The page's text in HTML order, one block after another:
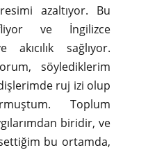
azaltıyor. Bu
ve İngilizce
sağlıyor.
söylediklerim
ruj izi olup
Toplum
biridir, ve
bu ortamda,